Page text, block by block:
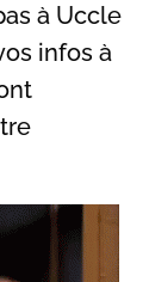
à Uccle
infos à